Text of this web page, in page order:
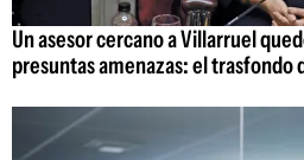
Un asesor cercano a Villarruel
presuntas amenazas: el trasfondo